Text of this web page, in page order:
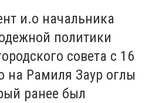
и.о начальника
политики
совета с 16
на Рамиля Заур оглы
ранее был